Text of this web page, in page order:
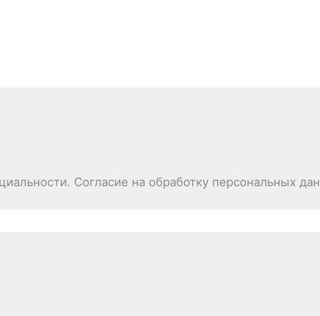
Согласие на обработку персональных